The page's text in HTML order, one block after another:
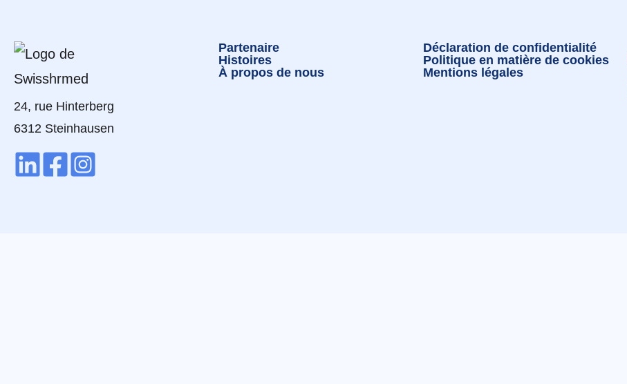
24, rue Hinterberg
6312 Steinhausen
Partenaire
Histoires
À propos de nous
Déclaration de confidentialité
Politique en matière de cookies
Mentions légales